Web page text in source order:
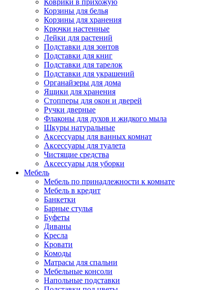
Коврики в прихожую
Корзины для белья
Корзины для хранения
Крючки настенные
Лейки для растений
Подставки для зонтов
Подставки для книг
Подставки для тарелок
Подставки для украшений
Органайзеры для дома
Ящики для хранения
Стопперы для окон и дверей
Ручки дверные
Флаконы для духов и жидкого мыла
Шкуры натуральные
Аксессуары для ванных комнат
Аксессуары для туалета
Чистящие средства
Аксессуары для уборки
Мебель
Мебель по принадлежности к комнате
Мебель в кредит
Банкетки
Барные стулья
Буфеты
Диваны
Кресла
Кровати
Комоды
Матрасы для спальни
Мебельные консоли
Напольные подставки